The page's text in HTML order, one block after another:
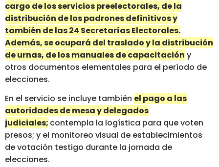
cargo de los servicios preelectorales, de la
distribución de los padrones definitivos y
también de las 24 Secretarías Electorales.
Además, se ocupará del traslado y la distribución
de urnas, de los manuales de capacitación y
otros documentos elementales para el período de
elecciones.
En el servicio se incluye también el pago a las
autoridades de mesa y delegados
judiciales; contempla la logística para que voten
presos; y el monitoreo visual de establecimientos
de votación testigo durante la jornada de
elecciones.